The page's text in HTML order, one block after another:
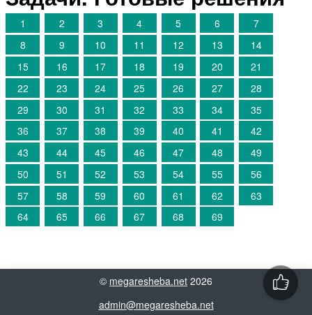
1 2 3 4 5 6
7
8
9 10 11 12 13
14
15
16 17 18 19 20
21
22
23 24 25 26 27
28
29
30 31 32 33 34
35
36
37 38 39 40 41
42
43
44 45 46 47 48
49
50
51 52 53 54 55
56
57
58 59 60 61 62
63
64
65 66 67 68 69
© megaresheba.net 2026
admin@megaresheba.net